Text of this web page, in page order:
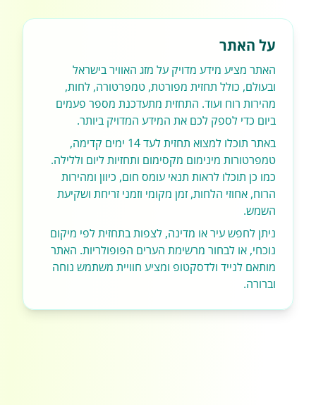
על האתר
האתר מציע מידע מדויק על מזג האוויר בישראל
ובעולם, כולל תחזית מפורטת, טמפרטורה, לחות,
מהירות רוח ועוד. התחזית מתעדכנת מספר פעמים
ביום כדי לספק לכם את המידע המדויק ביותר.
באתר תוכלו למצוא תחזית לעד 14 ימים קדימה,
טמפרטורות מינימום מקסימום ותחזיות ליום וללילה.
כמו כן תוכלו לראות תנאי עומס חום, כיוון ומהירות
הרוח, אחוזי הלחות, זמן מקומי וזמני זריחת ושקיעת
השמש.
ניתן לחפש עיר או מדינה, לצפות בתחזית לפי מיקום
נוכחי, או לבחור מרשימת הערים הפופולריות. האתר
מותאם לנייד ולדסקטופ ומציע חוויית משתמש נוחה
וברורה.